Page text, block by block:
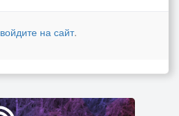
войдите на сайт.